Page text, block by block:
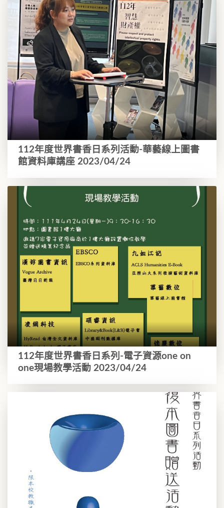
112年度世界書香日系列活動-華藝線上圖書
館資料庫講座 2023/04/24
112年度世界書香日系列-電子資源one on
one現場教學活動 2023/04/24